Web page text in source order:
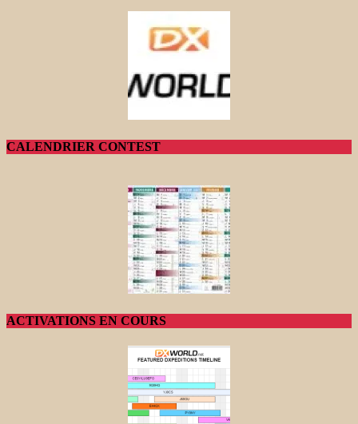
CALENDRIER CONTEST
ACTIVATIONS EN COURS